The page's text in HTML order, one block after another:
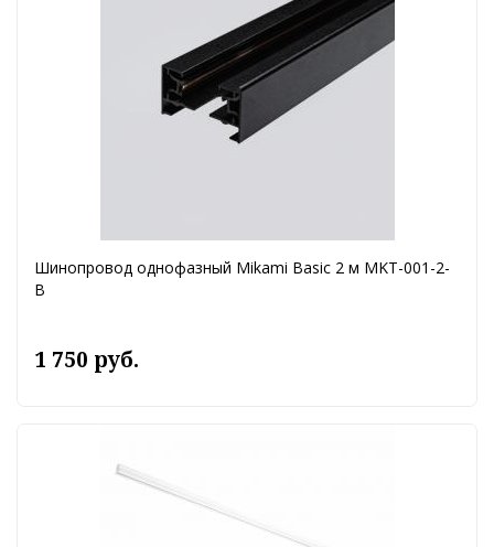
Шинопровод однофазный Mikami Basic 2 м MKT-001-2-
B
1 750 руб.